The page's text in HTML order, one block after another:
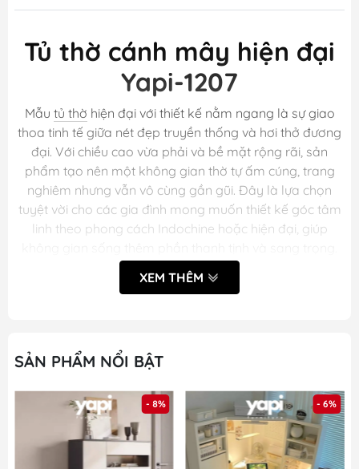
Tủ thờ cánh mây hiện đại
Yapi-1207
Mẫu tủ thờ hiện đại với thiết kế nằm ngang là sự giao
thoa tinh tế giữa nét đẹp truyền thống và hơi thở đương
đại. Với chiều cao vừa phải và bề mặt rộng rãi, sản
phẩm tạo nên một không gian thờ tự ấm cúng, trang
nghiêm nhưng vẫn vô cùng gần gũi. Đây là lựa chọn
tuyệt vời cho các gia đình mong muốn thiết kế góc tâm
linh theo phong cách Indochine hoặc hiện đại, giúp
khi đặt và nhận hàng của
Kích thước
(DxRxC):
84x48x127cm
Gỗ MDF phủ melamine cốt xanh
XEM THÊM
SẢN PHẨM NỔI BẬT
- 8% - 6%